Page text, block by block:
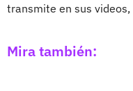
transmite en sus videos,
Mira también: